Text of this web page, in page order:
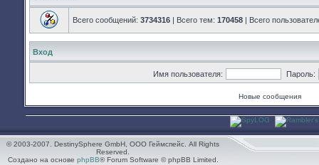
Всего сообщений: 3734316 | Всего тем: 170458 | Всего
Вход
Имя пользователя: Пароль:
Новые сообщения
© 2003-2007. DestinySphere GmbH, ООО Геймспейс. All Rights
Reserved.
Создано на основе phpBB® Forum Software © phpBB Limited.